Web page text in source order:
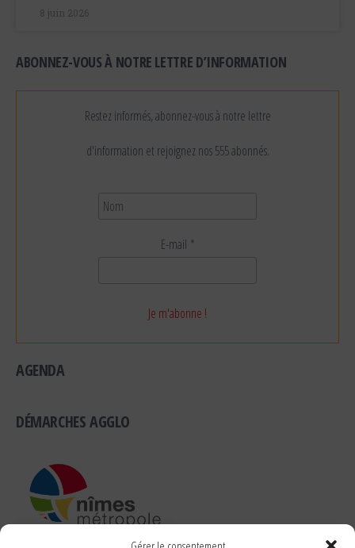
8 juin 2026
ABONNEZ-VOUS À NOTRE LETTRE D’INFORMATION
Restez informés, abonnez-vous à notre lettre
d'information et rejoignez nos 555 abonnés.
E-mail *
AGENDA
DÉMARCHES AGGLO